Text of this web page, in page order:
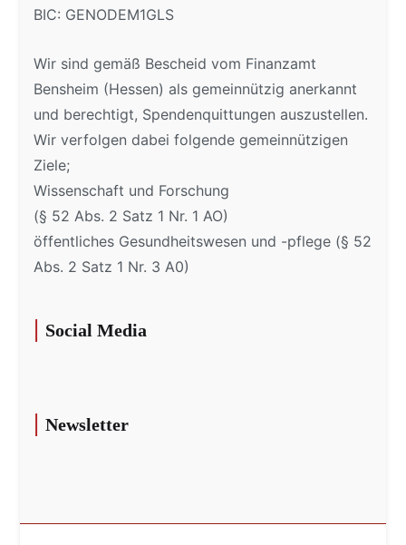
BIC: GENODEM1GLS
Wir sind gemäß Bescheid vom Finanzamt
Bensheim (Hessen) als gemeinnützig anerkannt
und berechtigt, Spendenquittungen auszustellen.
Wir verfolgen dabei folgende gemeinnützigen
Ziele;
Wissenschaft und Forschung
(§ 52 Abs. 2 Satz 1 Nr. 1 AO)
öffentliches Gesundheitswesen und -pflege (§ 52
Abs. 2 Satz 1 Nr. 3 A0)
Social Media
Newsletter